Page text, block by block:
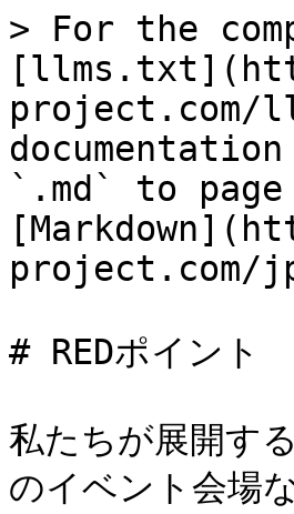
> For the
project.com/
`.md` to
project.com/
# REDポイント
私たちが展開す
のイベント会場